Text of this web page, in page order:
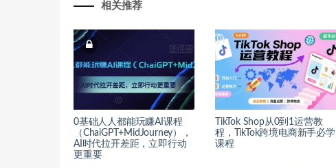
相关推荐
0基础人人都能玩赚AI课程
（ChaiGPT+MidJourney），
AI时代拉开差距，立即行动
更重要
TikTok Shop从0到1运营教
程，TikTok跨境电商新手必学
课程